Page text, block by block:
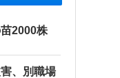
2000株
、別職場